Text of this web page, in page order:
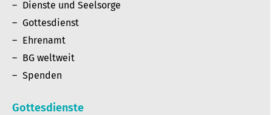
Dienste und Seelsorge
Gottesdienst
Ehrenamt
BG weltweit
Spenden
Gottesdienste